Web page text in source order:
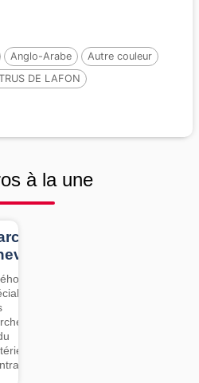
Anglo-Arabe
Autre couleur
DE LAFON
à la une